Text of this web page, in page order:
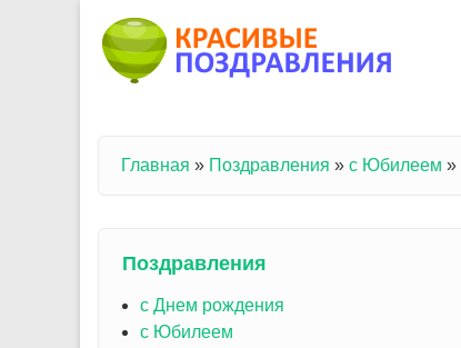
Вы здесь
Главная » Поздравления » с Юбилеем »
Поздравления
с Днем рождения
с Юбилеем